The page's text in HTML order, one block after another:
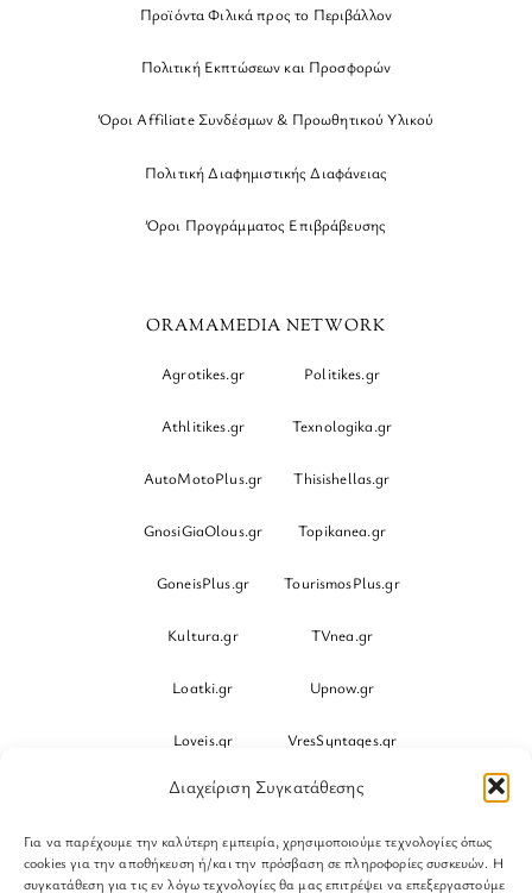
Διαχείριση Συγκατάθεσης
Για να παρέχουμε την καλύτερη εμπειρία, χρησιμοποιούμε τεχνολογίες όπως
cookies για την αποθήκευση ή/και την πρόσβαση σε πληροφορίες συσκευών. Η
συγκατάθεση για τις εν λόγω τεχνολογίες θα μας επιτρέψει να επεξεργαστούμε
Προϊόντα Φιλικά προς το Περιβάλλον
Πολιτική Εκπτώσεων και Προσφορών
Όροι Affiliate Συνδέσμων & Προωθητικού Υλικού
Πολιτική Διαφημιστικής Διαφάνειας
Όροι Προγράμματος Επιβράβευσης
ORAMAMEDIA NETWORK
Agrotikes.gr Politikes.gr
Athlitikes.gr Texnologika.gr
AutoMotoPlus.gr Thisishellas.gr
GnosiGiaOlous.gr Topikanea.gr
GoneisPlus.gr TourismosPlus.gr
Kultura.gr TVnea.gr
Loatki.gr Upnow.gr
Loveis.gr VresSyntages.gr
ModernaGynaika.gr Xristianika.gr
OikonomiaPlus.gr ZoumeKalytera.gr